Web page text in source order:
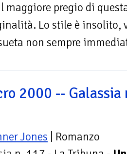
maggiore pregio di
Lo stile è insolito,
non sempre
2000 -- Galassia
Jones | Romanzo